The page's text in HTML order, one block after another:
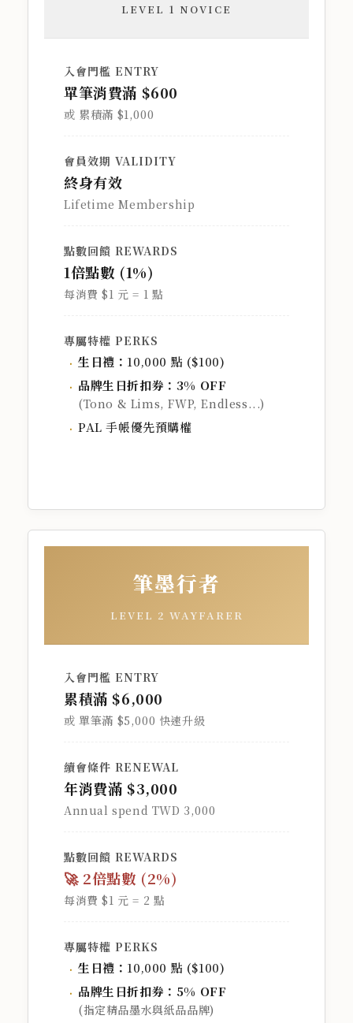
LEVEL 1 NOVICE
入會門檻 ENTRY
單筆消費滿 $600
或 累積滿 $1,000
會員效期 VALIDITY
終身有效
Lifetime Membership
點數回饋 REWARDS
1倍點數 (1%)
每消費 $1 元 = 1 點
專屬特權 PERKS
生日禮： 10,000 點 ($100)
品牌生日折扣券：3% OFF
(Tono & Lims, FWP, Endless...)
PAL 手帳優先預購權
筆墨行者
LEVEL 2 WAYFARER
入會門檻 ENTRY
累積滿 $6,000
或 單筆滿 $5,000 快速升級
續會條件 RENEWAL
年消費滿 $3,000
Annual spend TWD 3,000
點數回饋 REWARDS
🚀 2倍點數 (2%)
每消費 $1 元 = 2 點
專屬特權 PERKS
生日禮： 10,000 點 ($100)
品牌生日折扣券：5% OFF
(指定精品墨水與紙品品牌)